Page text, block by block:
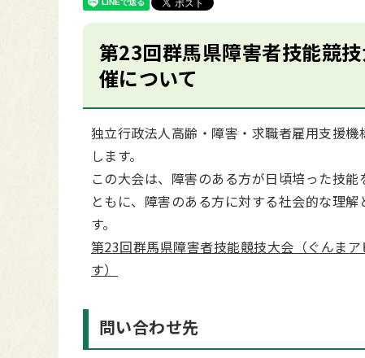
第23回群馬県障害者技能競
催について
独立行政法人高齢・障害・求職者雇用支援
します。
この大会は、障害のある方が日頃培った技
ともに、障害のある方に対する社会的な理
す。
第23回群馬県障害者技能競技大会（ぐんま
す）
問い合わせ先